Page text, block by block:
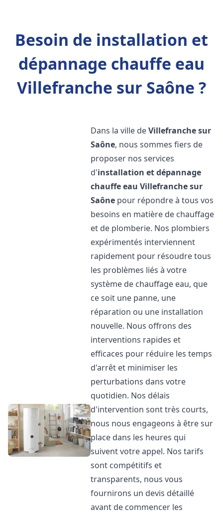
Besoin de installation et
dépannage chauffe eau
Villefranche sur Saône ?
Dans la ville deVillefranche sur
Saône, nous sommes fiers de
proposer nos services
d'installation et dépannage
chauffe eau Villefranche sur
Saône pour répondre à tous vos
besoins en matière de chauffage
et de plomberie. Nos plombiers
expérimentés interviennent
rapidement pour résoudre tous
les problèmes liés à votre
système de chauffage eau, que
ce soit une panne, une
réparation ou une installation
nouvelle. Nous offrons des
interventions rapides et
efficaces pour réduire les temps
d'arrêt et minimiser les
perturbations dans votre
quotidien. Nos délais
d'intervention sont très courts,
nous nous engageons à être sur
place dans les heures qui
suivent votre appel. Nos tarifs
sont compétitifs et
transparents, nous vous
fournirons un devis détaillé
avant de commencer les